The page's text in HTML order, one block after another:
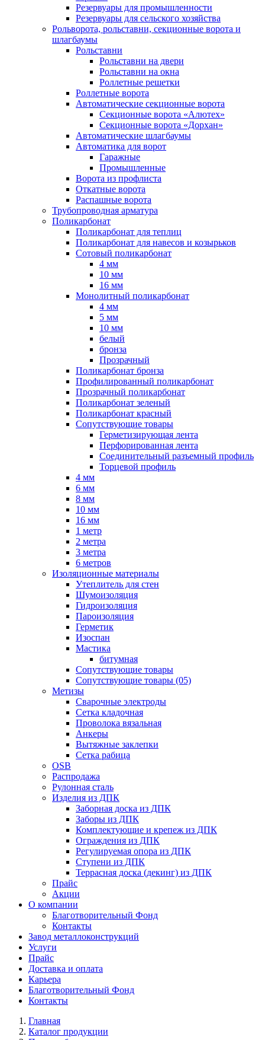
Резервуары для промышленности
Резервуары для сельского хозяйства
Рольворота, рольставни, секционные ворота и
шлагбаумы
Рольставни
Рольставни на двери
Рольставни на окна
Роллетные решетки
Роллетные ворота
Автоматические секционные ворота
Секционные ворота «Алютех»
Секционные ворота «Дорхан»
Автоматические шлагбаумы
Автоматика для ворот
Гаражные
Промышленные
Ворота из профлиста
Откатные ворота
Распашные ворота
Трубопроводная арматура
Поликарбонат
Поликарбонат для теплиц
Поликарбонат для навесов и козырьков
Сотовый поликарбонат
4 мм
10 мм
16 мм
Монолитный поликарбонат
4 мм
5 мм
10 мм
белый
бронза
Прозрачный
Поликарбонат бронза
Профилированный поликарбонат
Прозрачный поликарбонат
Поликарбонат зеленый
Поликарбонат красный
Сопутствующие товары
Герметизирующая лента
Перфорированная лента
Соединительный разъемный профиль
Торцевой профиль
4 мм
6 мм
8 мм
10 мм
16 мм
1 метр
2 метра
3 метра
6 метров
Изоляционные материалы
Утеплитель для стен
Шумоизоляция
Гидроизоляция
Пароизоляция
Герметик
Изоспан
Мастика
битумная
Сопутствующие товары
Сопутствующие товары (05)
Метизы
Сварочные электроды
Сетка кладочная
Проволока вязальная
Анкеры
Вытяжные заклепки
Сетка рабица
OSB
Распродажа
Рулонная сталь
Изделия из ДПК
Заборная доска из ДПК
Заборы из ДПК
Комплектующие и крепеж из ДПК
Ограждения из ДПК
Регулируемая опора из ДПК
Ступени из ДПК
Террасная доска (декинг) из ДПК
Прайс
Акции
О компании
Благотворительный Фонд
Контакты
Завод металлоконструкций
Услуги
Прайс
Доставка и оплата
Карьера
Благотворительный Фонд
Контакты
Главная
Каталог продукции